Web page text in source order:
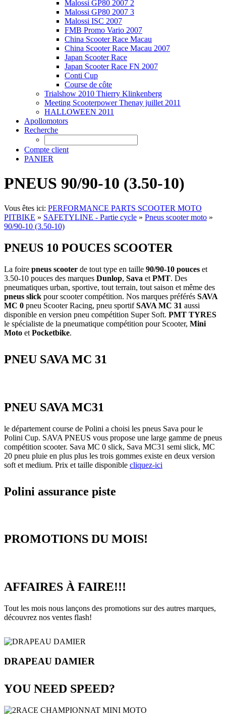
Malossi GP80 2007 2
Malossi GP80 2007 3
Malossi ISC 2007
FMB Promo Vario 2007
China Scooter Race Macau
China Scooter Race Macau 2007
Japan Scooter Race
Japan Scooter Race FN 2007
Conti Cup
Course de côte
Trialshow 2010 Thierry Klinkenberg
Meeting Scooterpower Thenay juillet 2011
HALLOWEEN 2011
Apollomotors
Recherche
Compte client
PANIER
PNEUS 90/90-10 (3.50-10)
Vous êtes ici: PERFORMANCE PARTS SCOOTER MOTO
PITBIKE » SAFETYLINE - Partie cycle » Pneus scooter moto »
90/90-10 (3.50-10)
PNEUS 10 POUCES SCOOTER
La foire pneus scooter de tout type en taille 90/90-10 pouces et
3.50-10 pouces des marques Dunlop, Sava et PMT. Des
pneumatiques urban, sportive, tout terrain, tout saison et même des
pneus slick pour scooter compétition. Nos marques préférés SAVA
MC 0 pneu Scooter Racing, pneu sportifSAVA MC 31 aussi
disponible en version pneu compétition Super Soft. PMT TYRES
le spécialiste de la pneumatique compétition pour Scooter, Mini
Moto et Pocketbike.
PNEU SAVA MC 31
PNEU SAVA MC31
le département course de Polini a choisi les pneus Sava pour le
Polini Cup. SAVA PNEUS vous propose une large gamme de pneus
compétition scooter. Sava MC 0 slick, Sava MC31 semi slick, MC
20 pneu pluie en plus plus les trois gommes existe en deux version
soft et medium. Prix et taille disponible cliquez-ici
Polini assurance piste
PROMOTIONS DU MOIS!
AFFAIRES À FAIRE!!!
Tout les mois nous lançons des promotions sur des autres marques,
découvrez nos ventes flash!
DRAPEAU DAMIER
YOU NEED SPEED?